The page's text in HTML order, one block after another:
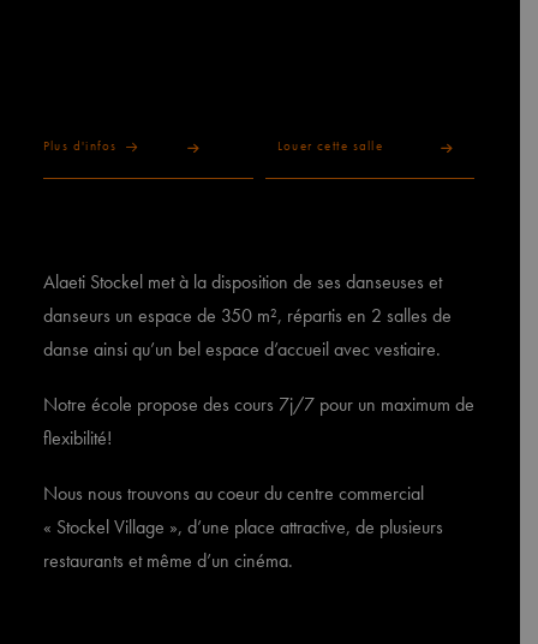
Plus d'infos Louer cette salle
Alaeti Stockel met à la disposition de ses danseuses et
danseurs un espace de 350 m², répartis en 2 salles de
danse ainsi qu’un bel espace d’accueil avec vestiaire.
Notre école propose des cours 7j/7 pour un maximum de
flexibilité!
Nous nous trouvons au coeur du centre commercial
« Stockel Village », d’une place attractive, de plusieurs
restaurants et même d’un cinéma.